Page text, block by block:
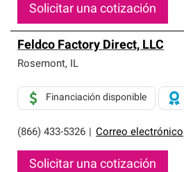
Solicitar una cotización
Feldco Factory Direct, LLC
Rosemont, IL
(866) 433-5326 Correo electrónico
Financiación disponible
Solicitar una cotización